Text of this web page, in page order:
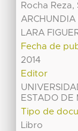
Rocha Reza,
ARCHUNDIA
LARA
Fecha de
2014
Editor
ESTADO DE
Tipo de
Libro